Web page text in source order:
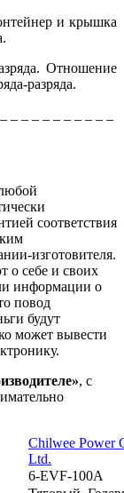
и крышка
Отношение
разряда.
соответствия
изготовителя.
о себе и своих
информации о
повод
будут
может вывести
, с
Chilwee Power
Ltd.
6-ЕVF-100А